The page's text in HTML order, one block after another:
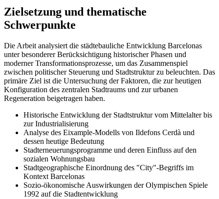
Zielsetzung und thematische
Schwerpunkte
Die Arbeit analysiert die städtebauliche Entwicklung Barcelonas
unter besonderer Berücksichtigung historischer Phasen und
moderner Transformationsprozesse, um das Zusammenspiel
zwischen politischer Steuerung und Stadtstruktur zu beleuchten. Das
primäre Ziel ist die Untersuchung der Faktoren, die zur heutigen
Konfiguration des zentralen Stadtraums und zur urbanen
Regeneration beigetragen haben.
Historische Entwicklung der Stadtstruktur vom Mittelalter bis
zur Industrialisierung
Analyse des Eixample-Modells von Ildefons Cerdà und
dessen heutige Bedeutung
Stadterneuerungsprogramme und deren Einfluss auf den
sozialen Wohnungsbau
Stadtgeographische Einordnung des "City"-Begriffs im
Kontext Barcelonas
Sozio-ökonomische Auswirkungen der Olympischen Spiele
1992 auf die Stadtentwicklung